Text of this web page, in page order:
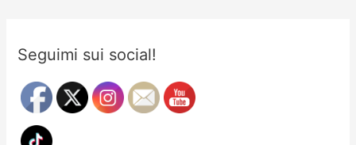
Seguimi sui social!